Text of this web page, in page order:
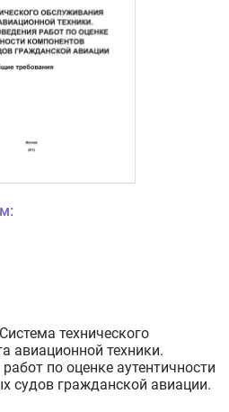
технического
авиационной техники.
по оценке аутентичности
судов гражданской авиации.